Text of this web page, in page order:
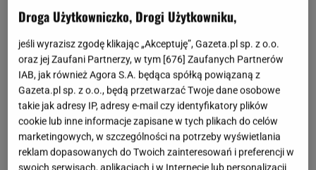
Droga Użytkowniczko, Drogi Użytkowniku,
jeśli wyrazisz zgodę klikając „Akceptuję”, Gazeta.pl sp. z o.o.
oraz jej Zaufani Partnerzy, w tym [676] Zaufanych Partnerów
IAB, jak również Agora S.A. będąca spółką powiązaną z
Gazeta.pl sp. z o.o., będą przetwarzać Twoje dane osobowe
takie jak adresy IP, adresy e-mail czy identyfikatory plików
cookie lub inne informacje zapisane w tych plikach do celów
marketingowych, w szczególności na potrzeby wyświetlania
reklam dopasowanych do Twoich zainteresowań i preferencji w
swoich serwisach, aplikacjach i w Internecie lub personalizacji